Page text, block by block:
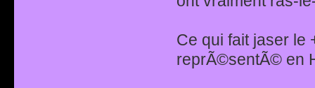
Ce qui fait jaser le
reprÃ©sentÃ© en